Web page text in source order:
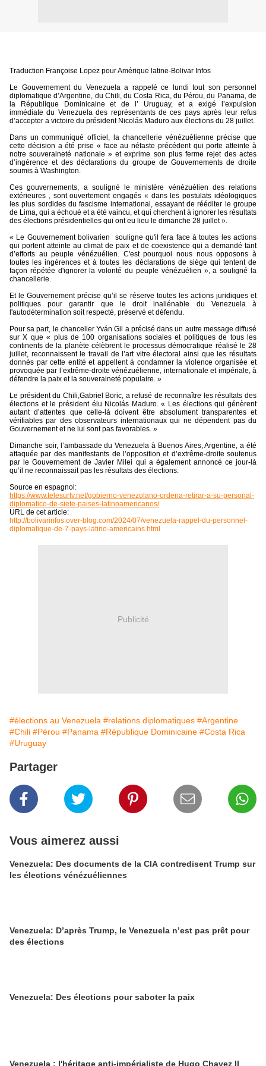
Traduction Françoise Lopez pour Amérique latine-Bolivar Infos
Le Gouvernement du Venezuela a rappelé ce lundi tout son personnel
diplomatique d’Argentine, du Chili, du Costa Rica, du Pérou, du Panama, de
la République Dominicaine et de l’ Uruguay, et a exigé l’expulsion
immédiate du Venezuela des représentants de ces pays après leur refus
d’accepter a victoire du président Nicolás Maduro aux élections du 28 juillet.
Dans un communiqué officiel, la chancellerie vénézuélienne précise que
cette décision a été prise « face au néfaste précédent qui porte atteinte à
notre souveraineté nationale » et exprime son plus ferme rejet des actes
d’ingérence et des déclarations du groupe de Gouvernements de droite
soumis à Washington.
Ces gouvernements, a souligné le ministère vénézuélien des relations
extérieures , sont ouvertement engagés « dans les postulats idéologiques
les plus sordides du fascisme international, essayant de rééditer le groupe
de Lima, qui a échoué et a été vaincu, et qui cherchent à ignorer les résultats
des élections présidentielles qui ont eu lieu le dimanche 28 juillet ».
« Le Gouvernement bolivarien
souligne qu'il fera face à toutes les actions
qui portent atteinte au climat de paix et de coexistence qui a demandé tant
d’efforts au peuple vénézuélien. C'est pourquoi nous nous opposons à
toutes les ingérences et à toutes les déclarations de siège qui tentent de
façon répétée d'ignorer la volonté du peuple vénézuélien », a souligné la
chancellerie.
Et le Gouvernement précise qu’il se réserve toutes les actions juridiques et
politiques pour garantir que le droit inaliénable du Venezuela à
l'autodétermination soit respecté, préservé et défendu.
Pour sa part, le chancelier Yván Gil a précisé dans un autre message diffusé
sur X que « plus de 100 organisations sociales et politiques de tous les
continents de la planète célèbrent le processus démocratique réalisé le 28
juillet, reconnaissent le travail de l’art vitre électoral ainsi que les résultats
donnés par cette entité et appellent à condamner la violence organisée et
provoquée par l’extrême-droite vénézuélienne, internationale et impériale, à
défendre la paix et la souveraineté populaire. »
Le président du Chili,Gabriel Boric, a refusé de reconnaître les résultats des
élections et le président élu Nicolás Maduro. « Les élections qui génèrent
autant d’attentes que celle-là doivent être absolument transparentes et
vérifiables par des observateurs internationaux qui ne dépendent pas du
Gouvernement et ne lui sont pas favorables. »
Dimanche soir, l’ambassade du Venezuela à Buenos Aires, Argentine, a été
attaquée par des manifestants de l’opposition et d’extrême-droite soutenus
par le Gouvernement de Javier Milei qui a également annoncé ce jour-là
qu’il ne reconnaissait pas les résultats des élections.
Source en espagnol:
https://www.telesurtv.net/gobierno-venezolano-ordena-retirar-a-su-personal-
diplomatico-de-siete-paises-latinoamericanos/
URL de cet article:
http://bolivarinfos.over-blog.com/2024/07/venezuela-rappel-du-personnel-
diplomatique-de-7-pays-latino-americains.html
Publicité
#élections au Venezuela #relations diplomatiques #Argentine
#Chili #Pérou #Panama #République Dominicaine #Costa Rica
#Uruguay
Partager
Vous aimerez aussi
Venezuela: Des documents de la CIA contredisent Trump sur
les élections vénézuéliennes
Venezuela: D’après Trump, le Venezuela n’est pas prêt pour
des élections
Venezuela: Des élections pour saboter la paix
Venezuela : l'héritage anti-impérialiste de Hugo Chavez II